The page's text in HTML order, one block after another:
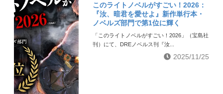
このライトノベルがすごい！2026：
『汝、暗君を愛せよ』新作単行本・
ノベルズ部門で第1位に輝く
「このライトノベルがすごい！2026」（宝島社
刊）にて、DREノベルス刊『汝...
2025/11/25